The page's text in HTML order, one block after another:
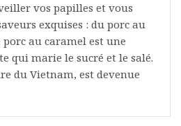
vos papilles et vous
exquises : du porc au
au caramel est une
qui marie le sucré et le salé.
du Vietnam, est devenue